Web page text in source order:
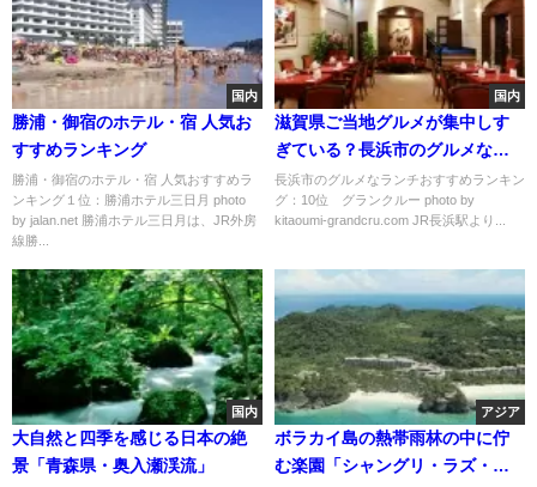
国内
勝浦・御宿のホテル・宿 人気お
すすめランキング
勝浦・御宿のホテル・宿 人気おすすめラ
ンキング１位：勝浦ホテル三日月 photo
by jalan.net 勝浦ホテル三日月は、JR外房
線勝...
国内
滋賀県ご当地グルメが集中しす
ぎている？長浜市のグルメなラ
ンチおすすめランキング
長浜市のグルメなランチおすすめランキン
グ：10位 グランクルー photo by
kitaoumi-grandcru.com JR長浜駅より...
国内
大自然と四季を感じる日本の絶
景「青森県・奥入瀬渓流」
アジア
ボラカイ島の熱帯雨林の中に佇
む楽園「シャングリ・ラズ・ボ